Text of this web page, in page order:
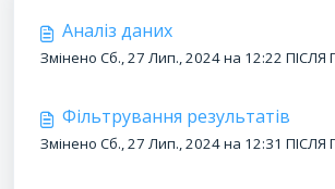
Аналіз даних
Змінено Сб., 27 Лип., 2024 на 12:22
Фільтрування результатів
Змінено Сб., 27 Лип., 2024 на 12:31